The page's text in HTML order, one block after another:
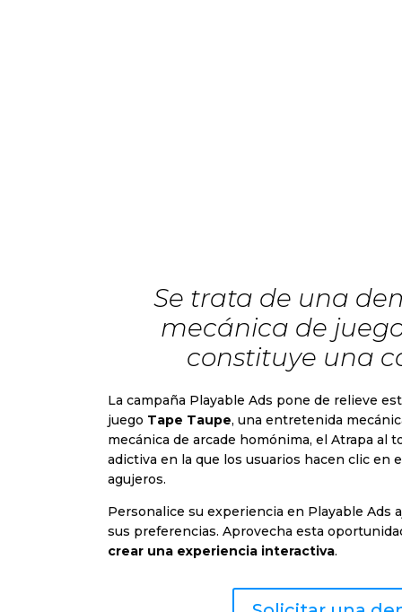
Se trata de una
mecánica de
constituye una
La campaña Playable Ads pone de relieve
juego Tape Taupe, una entretenida
mecánica de arcade homónima, el Atrapa al
adictiva en la que los usuarios hacen clic en
agujeros.
Personalice su experiencia en Playable Ads
sus preferencias. Aprovecha esta
crear una experiencia interactiva.